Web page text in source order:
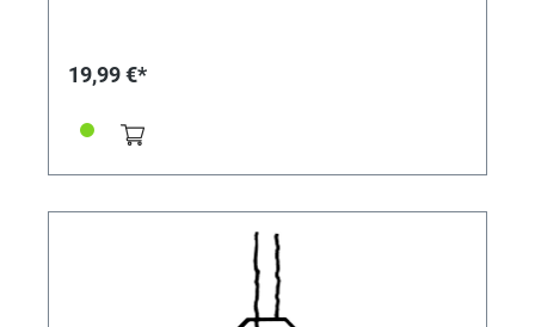
19,99 €*